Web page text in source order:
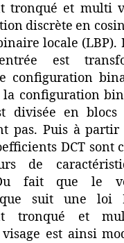
tronqué et multi
discrète en
locale (LBP).
est
configuration
la configuration
divisée en
pas. Puis à partir
DCT sont
de
fait que le
suit une loi
tronqué et
est ainsi